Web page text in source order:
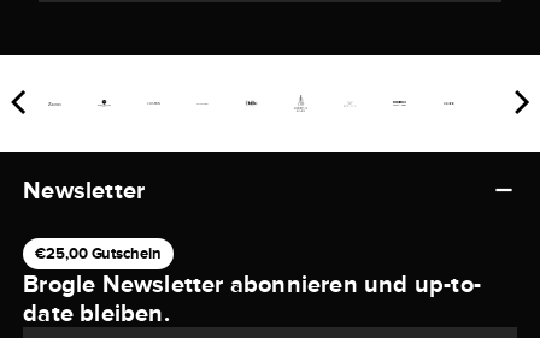
Newsletter
€25,00 Gutschein
Brogle Newsletter abonnieren und up-to-
date bleiben.